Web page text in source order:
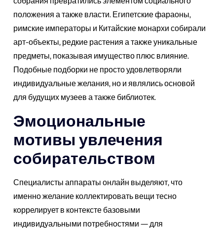
положения а также власти. Египетские фараоны,
римские императоры и Китайские монархи собирали
арт-объекты, редкие растения а также уникальные
предметы, показывая имущество плюс влияние.
Подобные подборки не просто удовлетворяли
индивидуальные желания, но и являлись основой
для будущих музеев а также библиотек.
Эмоциональные
мотивы увлечения
собирательством
Специалисты аппараты онлайн выделяют, что
именно желание коллектировать вещи тесно
коррелирует в контексте базовыми
индивидуальными потребностями — для